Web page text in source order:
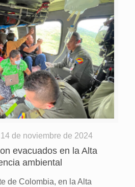
14 de noviembre de 2024
evacuados en la Alta
ambiental
de Colombia, en la Alta